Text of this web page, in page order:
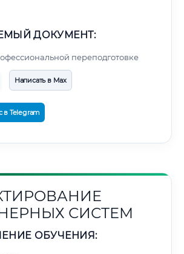
ДОКУМЕНТ:
переподготовке
Написать в Max
в Telegram
СИСТЕМ
ОБУЧЕНИЯ: